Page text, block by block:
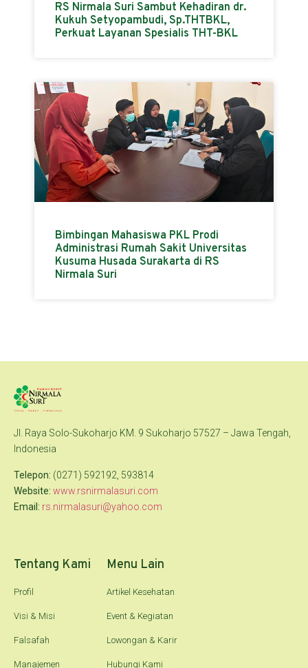
RS Nirmala Suri Sambut Kehadiran dr.
Kukuh Setyopambudi, Sp.THTBKL,
Perkuat Layanan Spesialis THT-BKL
Bimbingan Mahasiswa PKL Prodi
Administrasi Rumah Sakit Universitas
Kusuma Husada Surakarta di RS
Nirmala Suri
Jl. Raya Solo-Sukoharjo KM. 9 Sukoharjo 57527 – Jawa Tengah,
Indonesia
Telepon: (0271) 592192, 593814
Website: www.rsnirmalasuri.com
Email: rs.nirmalasuri@yahoo.com
Tentang Kami
Profil
Visi & Misi
Falsafah
Manajemen
Menu Lain
Artikel Kesehatan
Event & Kegiatan
Lowongan & Karir
Hubungi Kami